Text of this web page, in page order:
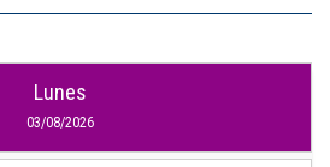
Lunes
03/08/2026